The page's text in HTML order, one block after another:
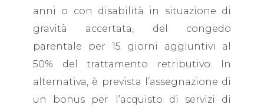
anni o con disabilità in situazione di
gravità accertata, del congedo
parentale per 15 giorni aggiuntivi al
50% del trattamento retributivo. In
alternativa, è prevista l’assegnazione di
un bonus per l’acquisto di servizi di